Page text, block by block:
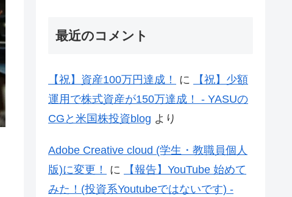
最近のコメント
【祝】資産100万円達成！ に
【祝】少額
運用で株式資産が150万達成！ - YASUの
CGと米国株投資blog より
Adobe Creative cloud (学生・教職員個人
版)に変更！
に
【報告】YouTube 始めて
みた！(投資系Youtubeではないです) -